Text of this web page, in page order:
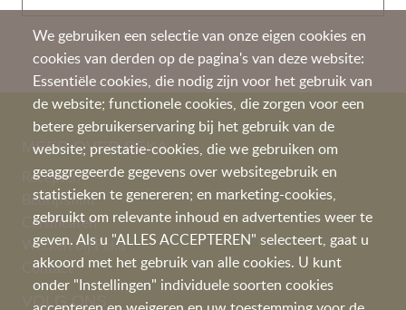
We gebruiken een selectie van onze eigen cookies en
cookies van derden op de pagina's van deze website:
Essentiële cookies, die nodig zijn voor het gebruik van
de website; functionele cookies, die zorgen voor een
betere gebruikerservaring bij het gebruik van de
website; prestatie-cookies, die we gebruiken om
geaggregeerde gegevens over websitegebruik en
statistieken te genereren; en marketing-cookies,
gebruikt om relevante inhoud en advertenties weer te
geven. Als u "ALLES ACCEPTEREN" selecteert, gaat u
akkoord met het gebruik van alle cookies. U kunt
onder "Instellingen" individuele soorten cookies
MEER OVER PEKA
Recepten
Bedrijfsfilm
Certificaten
Werken bij Peka
Contact
VOLG ONS